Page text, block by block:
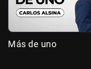
Más de uno